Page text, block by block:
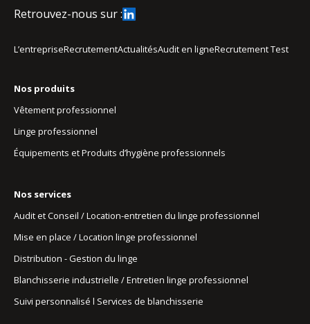
Retrouvez-nous sur :
L’entrepriseRecrutementActualitésAudit en ligneRecrutement Test
Nos produits
Vêtement professionnel
Linge professionnel
Équipements et Produits d’hygiène professionnels
Nos services
Audit et Conseil / Location-entretien du linge professionnel
Mise en place / Location linge professionnel
Distribution - Gestion du linge
Blanchisserie industrielle / Entretien linge professionnel
Suivi personnalisé l Services de blanchisserie